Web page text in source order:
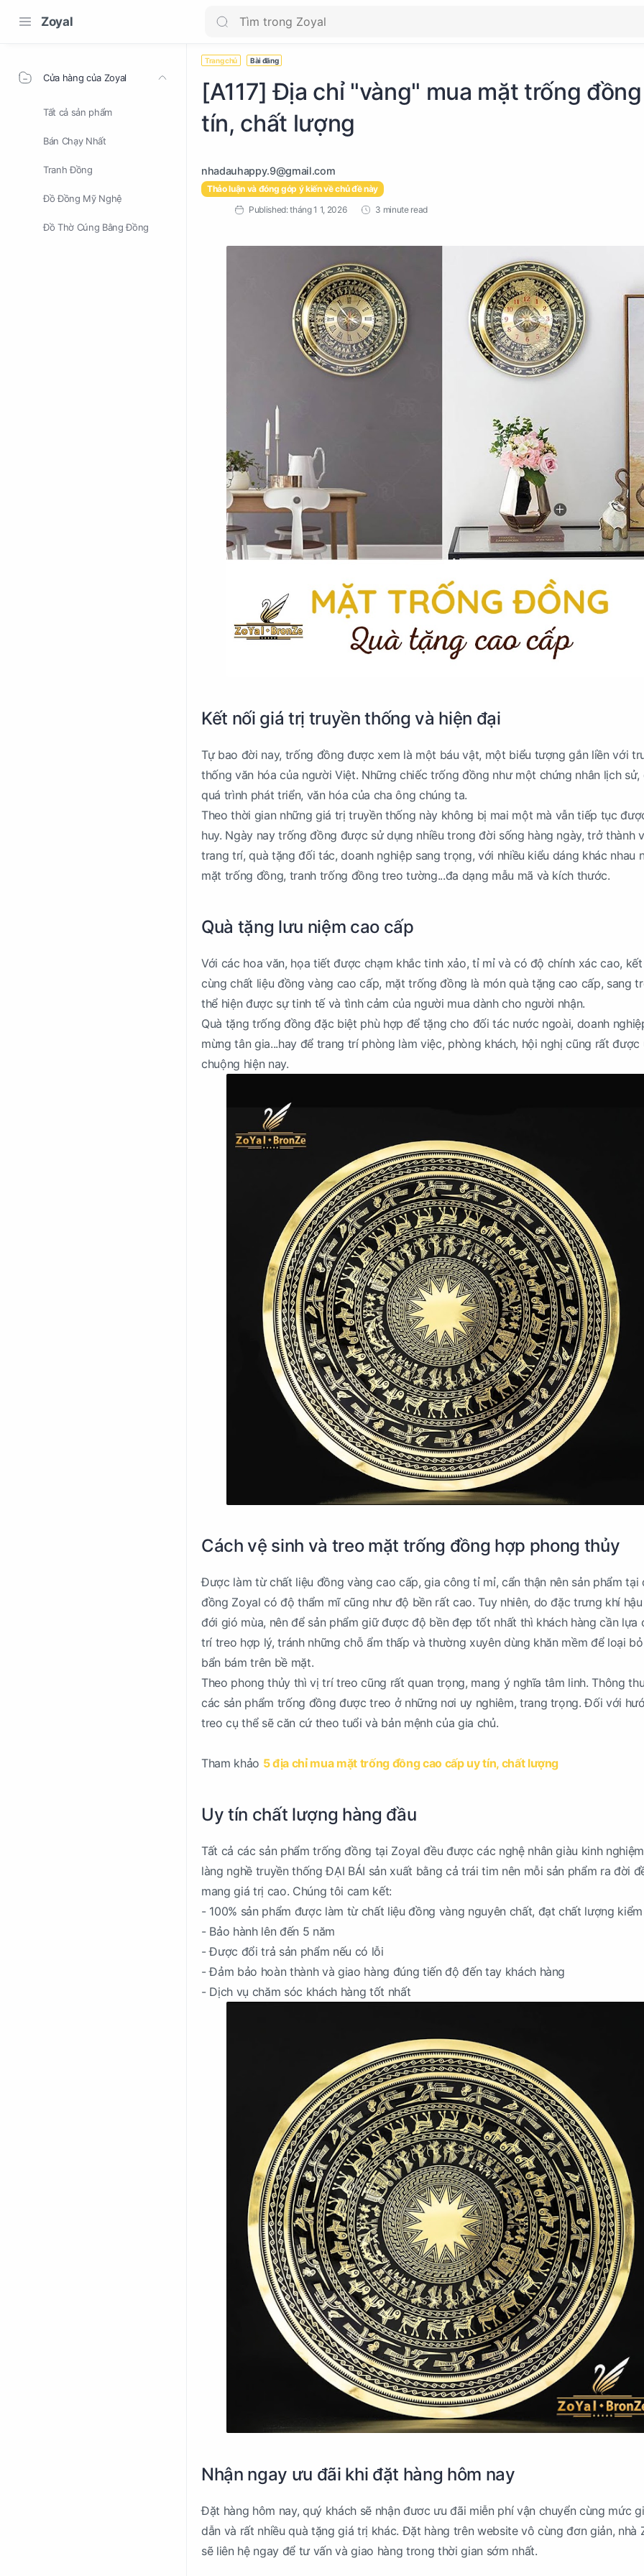
Zoyal
Cửa hàng của Zoyal
Tất cả sản phẩm
Bán Chạy Nhất
Tranh Đồng
Đồ Đồng Mỹ Nghệ
Đồ Thờ Cúng Bằng Đồng
Trang chủ Bài đăng
[A117] Địa chỉ "vàng" mua mặt trống
tín, chất lượng
Thảo luận và đóng góp ý kiến về chủ đề này
3 minute read
Kết nối giá trị truyền thống và hiện đại
Tự bao đời nay, trống đồng được xem là một báu vật, một biểu tượng gắn liền với
thống văn hóa của người Việt. Những chiếc trống đồng như một chứng nhân lịch sử,
quá trình phát triển, văn hóa của cha ông chúng ta.
Theo thời gian những giá trị truyền thống này không bị mai một mà vẫn tiếp tục
huy. Ngày nay trống đồng được sử dụng nhiều trong đời sống hàng ngày, trở thành
trang trí, quà tặng đối tác, doanh nghiệp sang trọng, với nhiều kiểu dáng khác nhau
mặt trống đồng, tranh trống đồng treo tường...đa dạng mẫu mã và kích thước.
Quà tặng lưu niệm cao cấp
Với các hoa văn, họa tiết được chạm khắc tinh xảo, tỉ mỉ và có độ chính xác cao,
cùng chất liệu đồng vàng cao cấp, mặt trống đồng là món quà tặng cao cấp, sang
thể hiện được sự tinh tế và tình cảm của người mua dành cho người nhận.
Quà tặng trống đồng đặc biệt phù hợp để tặng cho đối tác nước ngoài, doanh
mừng tân gia...hay để trang trí phòng làm việc, phòng khách, hội nghị cũng rất được
chuộng hiện nay.
Cách vệ sinh và treo mặt trống đồng hợp phong thủy
Được làm từ chất liệu đồng vàng cao cấp, gia công tỉ mỉ, cẩn thận nên sản phẩm tại
đồng Zoyal có độ thẩm mĩ cũng như độ bền rất cao. Tuy nhiên, do đặc trưng khí
đới gió mùa, nên để sản phẩm giữ được độ bền đẹp tốt nhất thì khách hàng cần lựa
trí treo hợp lý, tránh những chỗ ẩm thấp và thường xuyên dùng khăn mềm để loại
bẩn bám trên bề mặt.
Theo phong thủy thì vị trí treo cũng rất quan trọng, mang ý nghĩa tâm linh. Thông
các sản phẩm trống đồng được treo ở những nơi uy nghiêm, trang trọng. Đối với
treo cụ thể sẽ căn cứ theo tuổi và bản mệnh của gia chủ.
Tham khảo 5 địa chỉ mua mặt trống đồng cao cấp uy tín, chất lượng
Uy tín chất lượng hàng đầu
Tất cả các sản phẩm trống đồng tại Zoyal đều được các nghệ nhân giàu kinh
làng nghề truyền thống ĐẠI BÁI sản xuất bằng cả trái tim nên mỗi sản phẩm ra đời
mang giá trị cao. Chúng tôi cam kết:
- 100% sản phẩm được làm từ chất liệu đồng vàng nguyên chất, đạt chất lượng
- Bảo hành lên đến 5 năm
- Được đổi trả sản phẩm nếu có lỗi
- Đảm bảo hoàn thành và giao hàng đúng tiến độ đến tay khách hàng
- Dịch vụ chăm sóc khách hàng tốt nhất
Nhận ngay ưu đãi khi đặt hàng hôm nay
Đặt hàng hôm nay, quý khách sẽ nhận đươc ưu đãi miễn phí vận chuyển cùng mức
dẫn và rất nhiều quà tặng giá trị khác. Đặt hàng trên website vô cùng đơn giản, nhà
sẽ liên hệ ngay để tư vấn và giao hàng trong thời gian sớm nhất.